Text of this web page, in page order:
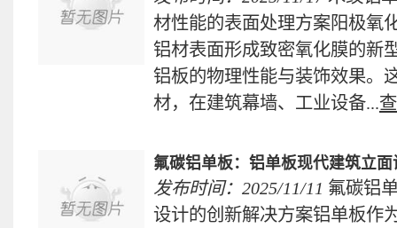
材性能的表面处理方案阳极氧
铝材表面形成致密氧化膜的新
铝板的物理性能与装饰效果。
材，在建筑幕墙、工业设备...
氟碳铝单板：铝单板现代建筑立
发布时间：2025/11/11 氟碳铝
设计的创新解决方案铝单板作